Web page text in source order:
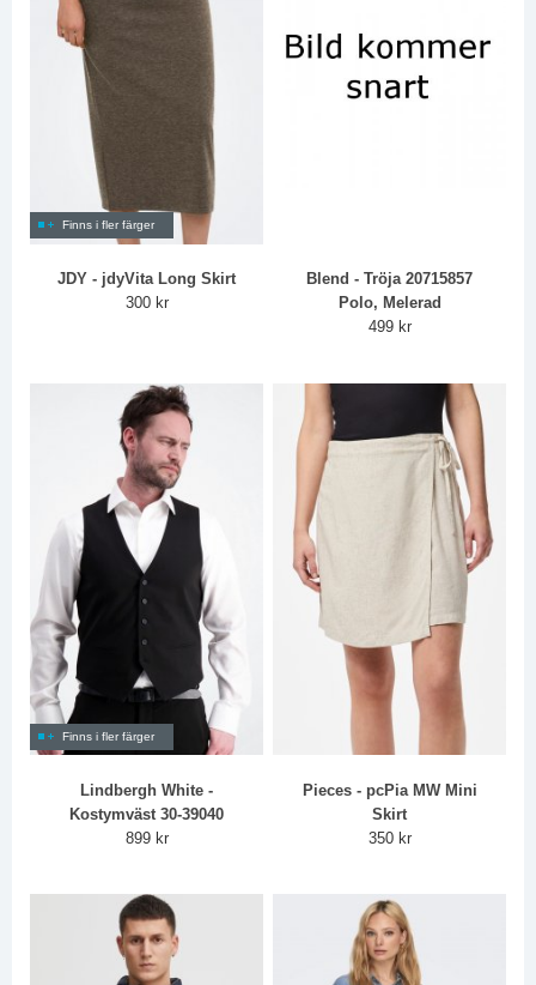
Finns i fler färger
JDY - jdyVita Long Skirt
300 kr
Blend - Tröja 20715857
Polo, Melerad
499 kr
Finns i fler färger
Lindbergh White -
Kostymväst 30-39040
899 kr
Pieces - pcPia MW Mini
Skirt
350 kr